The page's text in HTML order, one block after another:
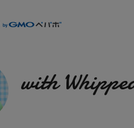
with